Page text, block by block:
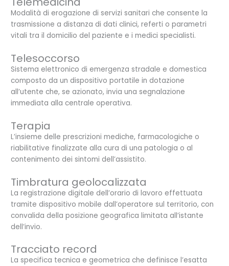
Modalità di erogazione di servizi sanitari che consente la
trasmissione a distanza di dati clinici, referti o parametri
vitali tra il domicilio del paziente e i medici specialisti.
Telesoccorso
Sistema elettronico di emergenza stradale e domestica
composto da un dispositivo portatile in dotazione
all’utente che, se azionato, invia una segnalazione
immediata alla centrale operativa.
Terapia
L’insieme delle prescrizioni mediche, farmacologiche o
riabilitative finalizzate alla cura di una patologia o al
contenimento dei sintomi dell’assistito.
Timbratura geolocalizzata
La registrazione digitale dell’orario di lavoro effettuata
tramite dispositivo mobile dall’operatore sul territorio, con
convalida della posizione geografica limitata all’istante
dell’invio.
Tracciato record
La specifica tecnica e geometrica che definisce l’esatta